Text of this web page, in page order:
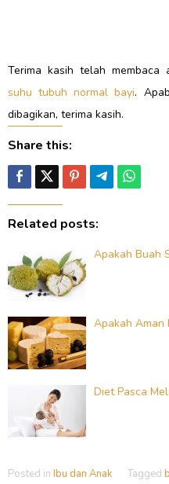
Terima kasih telah membaca
suhu tubuh normal bayi.
dibagikan, terima kasih.
Share this:
Related posts:
Apakah Buah
Apakah Aman
Diet Pasca
Posted in Ibu dan Anak Tagged